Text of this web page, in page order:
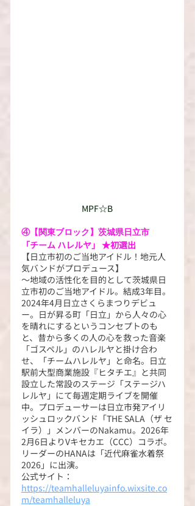
MPF☆B
④【関東ブロック】茨城県日立市
「チーム ハレルヤ」 ★初選出
【日立市初のご当地アイドル！地元人
気バンドがプロデュース】
～地域の活性化を目的として茨城県日
立市初のご当地アイドル。結成3年目。
2024年4月日立さくらまつりデビュ
ー。日が昇る町「日立」から人々の心
を晴れにするというコンセプトのも
と、昔から多くの人の心を救った音楽
「ゴスペル」のハレルヤと掛け合わ
せ、「チームハレルヤ」と命名。日立
駅前大型商業施設『ヒタチエ』と共同
設立した常設のステージ「ステージハ
レルヤ」にて毎週定期ライブを開催
中。プロデューサーは日立市発アイリ
ッシュロックバンド「THE SALA（ザ セ
イラ）」メンバーのNakamu。2026年
2月6日よりVキセカエ（CCC）コラボ。
リーダーのHANAは「近代麻雀水着祭
2026」に出演。
公式サイト：
https://teamhalleluyainfo.wixsite.co
m/teamhalleluya